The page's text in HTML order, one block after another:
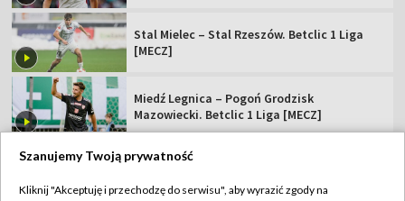
Stal Mielec – Stal Rzeszów. Betclic 1 Liga
[MECZ]
Miedź Legnica – Pogoń Grodzisk
Mazowiecki. Betclic 1 Liga [MECZ]
Szanujemy Twoją prywatność
Kliknij "Akceptuję i przechodzę do serwisu", aby wyrazić zgody na